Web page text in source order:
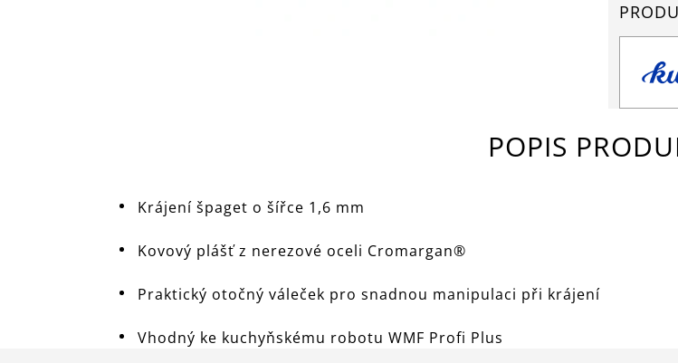
POPIS
Krájení špaget o šířce 1,6 mm
Kovový plášť z nerezové oceli Cromargan®
Praktický otočný váleček pro snadnou manipulaci při krájení
Vhodný ke kuchyňskému robotu WMF Profi Plus